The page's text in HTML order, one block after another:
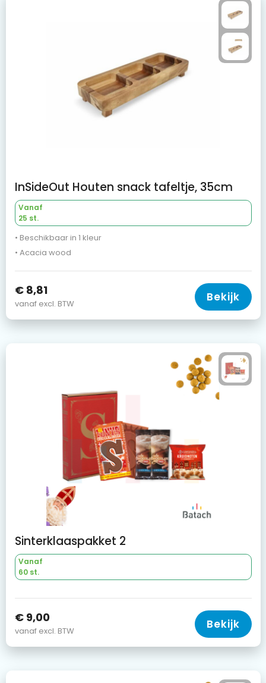
InSideOut Houten snack tafeltje, 35cm
Vanaf
25 st.
• Beschikbaar in 1 kleur
• Acacia wood
€ 8,81
vanaf excl. BTW Bekijk
Sinterklaaspakket 2
Vanaf
60 st.
€ 9,00
vanaf excl. BTW Bekijk